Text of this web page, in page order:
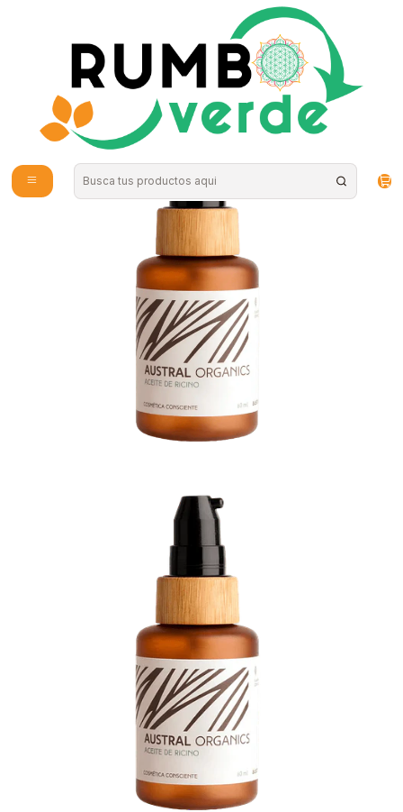
Envío gratis por compras sobre los 59.990 en la provincia de Santiago